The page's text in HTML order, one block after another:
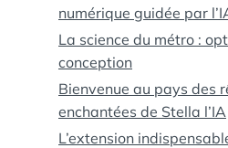
numérique guidée par
La science du métro :
conception
Bienvenue au pays des
enchantées de Stella l’IA
L’extension